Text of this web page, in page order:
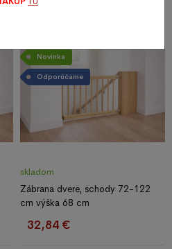
Novinka
Odporúčame
skladom
Zábrana dvere, schody 72-122
cm výška 68 cm
32,84 €